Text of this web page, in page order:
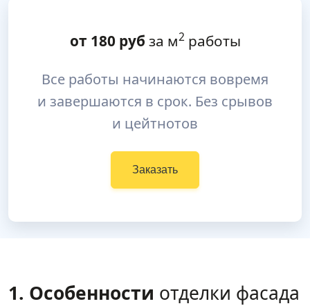
от 180руб за м2работы
Все работы начинаются вовремя
и завершаются в срок. Без срывов
и цейтнотов
Заказать
1. Особенности отделки фасада